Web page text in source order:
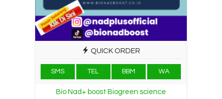
QUICK ORDER
SMS TEL BBM WA
Bio Nad+ boost Biogreen science